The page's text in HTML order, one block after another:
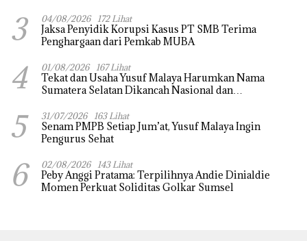
3 04/08/2026 172 Lihat
Jaksa Penyidik Korupsi Kasus PT SMB Terima
Penghargaan dari Pemkab MUBA
4 01/08/2026 167 Lihat
Tekat dan Usaha Yusuf Malaya Harumkan Nama
Sumatera Selatan Dikancah Nasional dan
5 31/07/2026 163 Lihat
Senam PMPB Setiap Jum’at, Yusuf Malaya Ingin
Pengurus Sehat
6 02/08/2026 143 Lihat
Peby Anggi Pratama: Terpilihnya Andie Dinialdie
Momen Perkuat Soliditas Golkar Sumsel